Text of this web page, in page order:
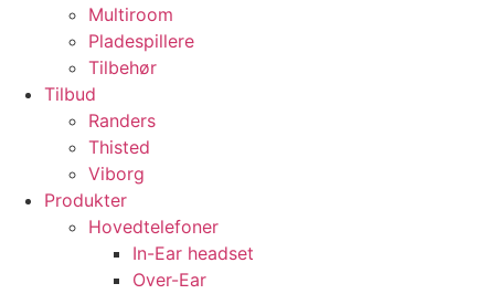
Multiroom
Pladespillere
Tilbehør
Tilbud
Randers
Thisted
Viborg
Produkter
Hovedtelefoner
In-Ear headset
Over-Ear